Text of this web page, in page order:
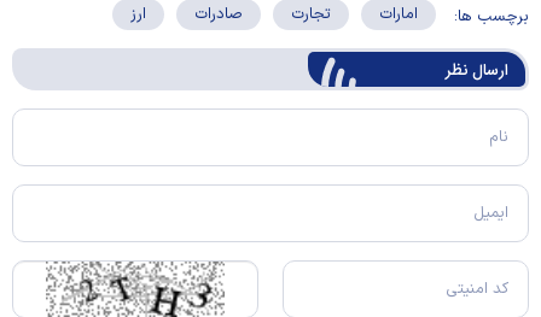
برچسب ها: امارات تجارت صادرات ارز
ارسال‌ نظر